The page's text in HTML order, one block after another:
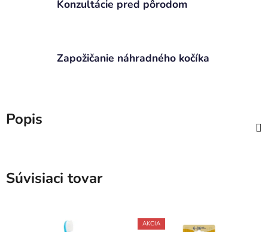
Konzultácie pred pôrodom
Zapožičanie náhradného kočíka
Popis
Súvisiaci tovar
AKCIA